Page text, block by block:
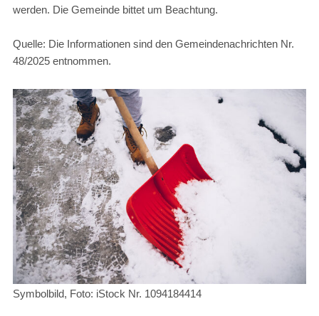
werden. Die Gemeinde bittet um Beachtung.
Quelle: Die Informationen sind den Gemeindenachrichten Nr.
48/2025 entnommen.
Symbolbild, Foto: iStock Nr. 1094184414